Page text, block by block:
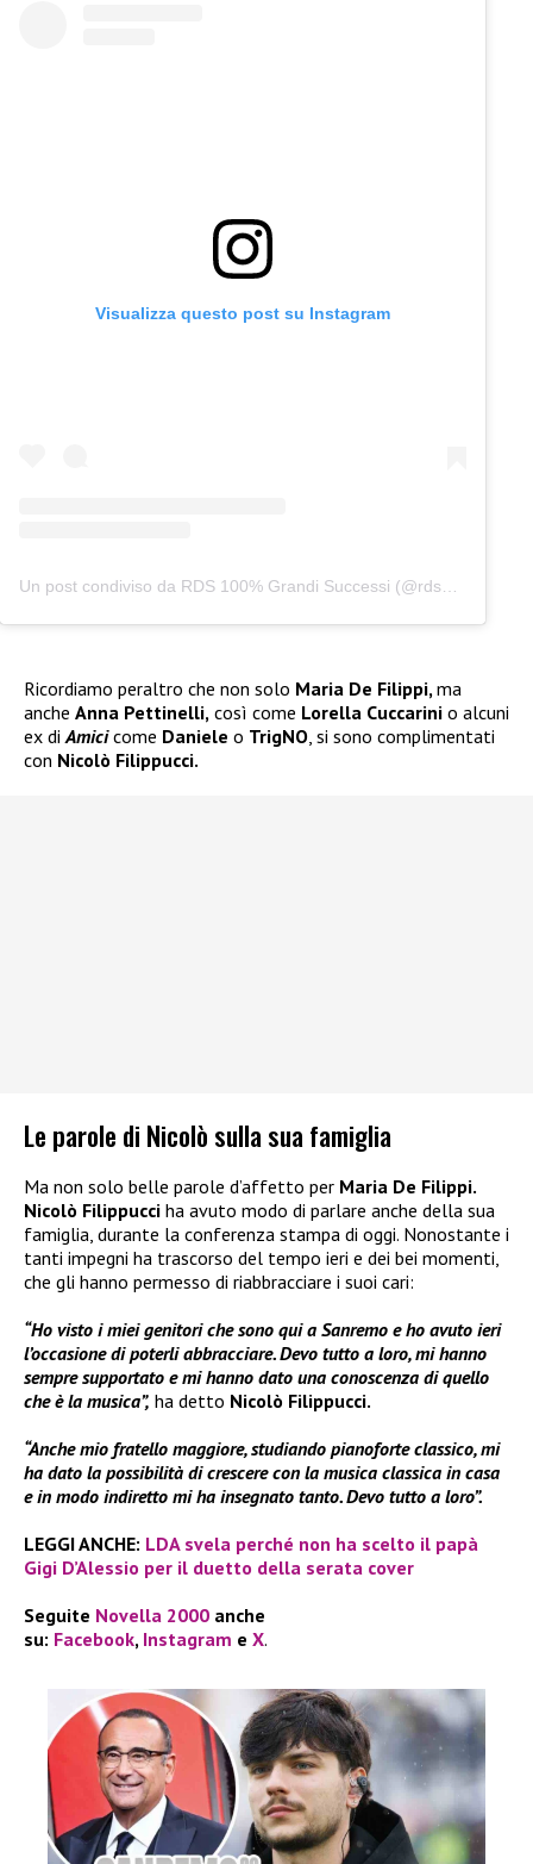
Visualizza questo post su Instagram
Ricordiamo peraltro che non solo Maria De Filippi, ma
anche Anna Pettinelli, così come Lorella Cuccarini o alcuni
ex di Amicicome Daniele o TrigNO , si sono complimentati
con Nicolò Filippucci.
Le parole di Nicolò sulla sua famiglia
Ma non solo belle parole d’affetto per Maria De Filippi.
Nicolò Filippucci ha avuto modo di parlare anche della sua
famiglia, durante la conferenza stampa di oggi. Nonostante i
tanti impegni ha trascorso del tempo ieri e dei bei momenti,
che gli hanno permesso di riabbracciare i suoi cari:
“Ho visto i miei genitori che sono qui a Sanremo e ho avuto ieri
l’occasione di poterli abbracciare. Devo tutto a loro, mi hanno
sempre supportato e mi hanno dato una conoscenza di quello
che è la musica”, ha detto Nicolò Filippucci.
“Anche mio fratello maggiore, studiando pianoforte classico, mi
ha dato la possibilità di crescere con la musica classica in casa
e in modo indiretto mi ha insegnato tanto. Devo tutto a loro”.
LEGGI ANCHE: LDA svela perché non ha scelto il papà
Gigi D’Alessio per il duetto della serata cover
Seguite Novella 2000 anche
su: Facebook, Instagram e X.